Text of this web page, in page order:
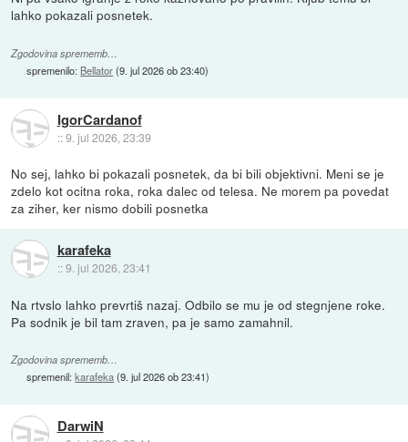
lahko pokazali posnetek.
Zgodovina sprememb…
spremenilo: Bellator(9. jul 2026 ob 23:40)
IgorCardanof
::9. jul 2026, 23:39
No sej, lahko bi pokazali posnetek, da bi bili objektivni. Meni se je
zdelo kot ocitna roka, roka dalec od telesa. Ne morem pa povedat
za ziher, ker nismo dobili posnetka
karafeka
::9. jul 2026, 23:41
Na rtvslo lahko prevrtiš nazaj. Odbilo se mu je od stegnjene roke.
Pa sodnik je bil tam zraven, pa je samo zamahnil.
Zgodovina sprememb…
spremenil:karafeka(9. jul 2026 ob 23:41)
DarwiN